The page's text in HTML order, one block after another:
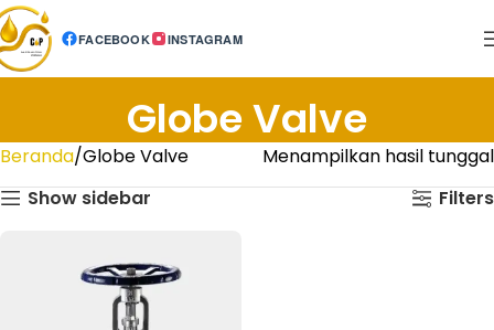
FACEBOOK INSTAGRAM
Globe Valve
Beranda Globe Valve
Menampilkan hasil tunggal
Show sidebar
Filters